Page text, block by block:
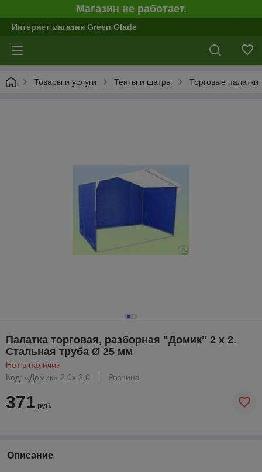
Магазин не работает.
Интернет магазин Green Glade
Товары и услуги Тенты и шатры Торговые палатки
Палатка торговая, разборная "Домик" 2 x 2.
Стальная труба Ø 25 мм
Нет в наличии
Код: «Домик» 2,0x 2,0
Розница
371 руб.
Описание